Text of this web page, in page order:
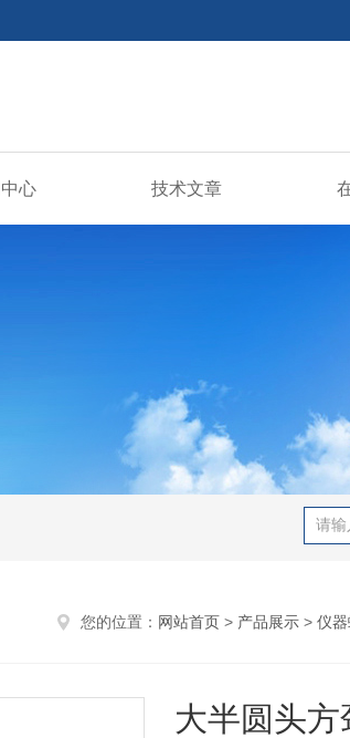
心 技术文章
您的位置： 网站首页 > 产品展示 > 仪
大半圆头